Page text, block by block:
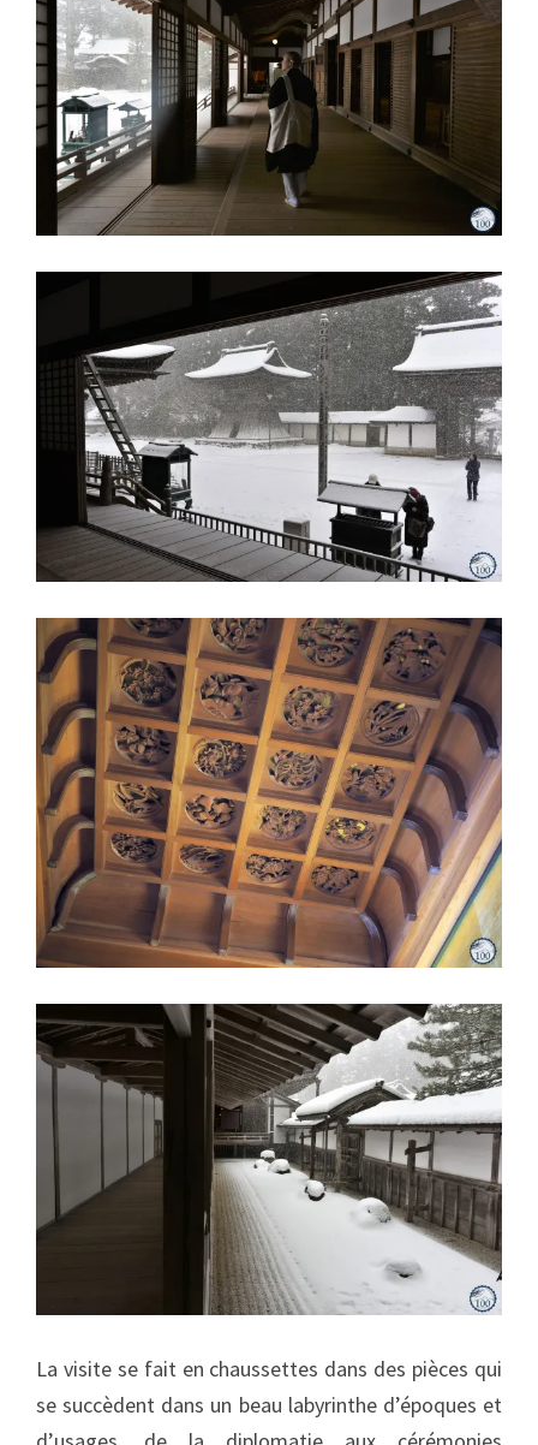
La visite se fait en chaussettes dans des pièces qui
se succèdent dans un beau labyrinthe d’époques et